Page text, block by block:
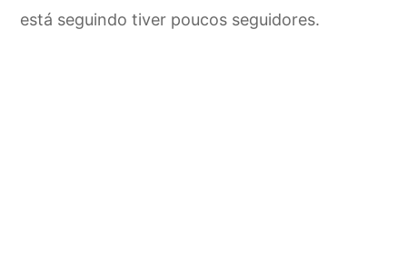
está seguindo tiver poucos seguidores.